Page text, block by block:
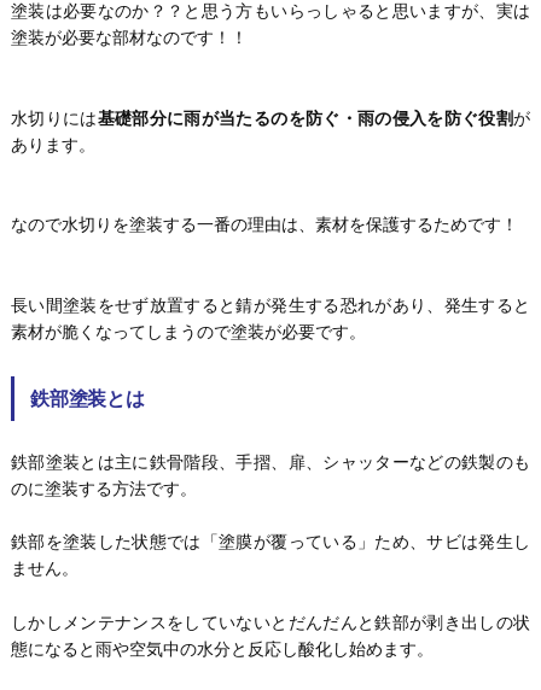
塗装は必要なのか？？と思う方もいらっしゃると思いますが、実は
塗装が必要な部材なのです！！
水切りには基礎部分に雨が当たるのを防ぐ・雨の侵入を防ぐ役割が
あります。
なので水切りを塗装する一番の理由は、素材を保護するためです！
長い間塗装をせず放置すると錆が発生する恐れがあり、発生すると
素材が脆くなってしまうので塗装が必要です。
鉄部塗装とは
鉄部塗装とは主に鉄骨階段、手摺、扉、シャッターなどの鉄製のも
のに塗装する方法です。
鉄部を塗装した状態では「塗膜が覆っている」ため、サビは発生し
ません。
しかしメンテナンスをしていないとだんだんと鉄部が剥き出しの状
態になると雨や空気中の水分と反応し酸化し始めます。